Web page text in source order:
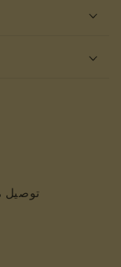
توصيل